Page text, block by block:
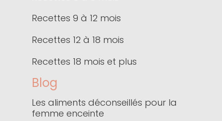
Recettes 9 à 12 mois
Recettes 12 à 18 mois
Recettes 18 mois et plus
Blog
Les aliments déconseillés pour la
femme enceinte